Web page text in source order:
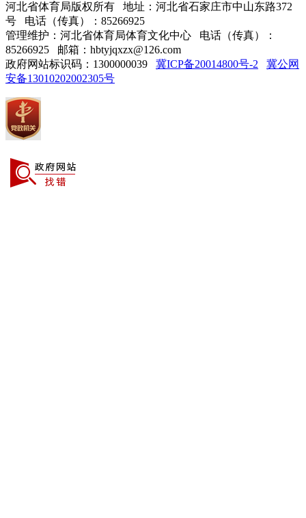
河北省体育局版权所有 地址：河北省石家庄市中山东路372
号 电话（传真）：85266925
管理维护：河北省体育局体育文化中心 电话（传真）：
85266925 邮箱：hbtyjqxzx@126.com
政府网站标识码：1300000039 冀ICP备20014800号-2
冀公网
安备13010202002305号